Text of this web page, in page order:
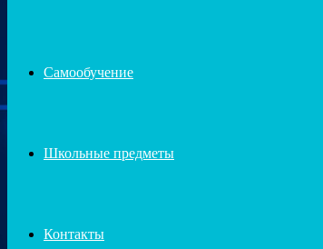
Самообучение
Школьные предметы
Контакты